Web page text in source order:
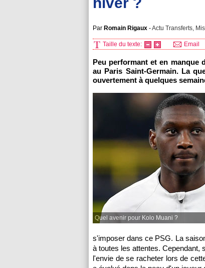
Par Romain Rigaux -Actu Transferts,
Taille du texte: Email
Peu performant et en manque
au Paris Saint-Germain. La
ouvertement à quelques
Quel avenir pour Kolo Muani ?
s'imposer dans ce PSG. La
à toutes les attentes. Cependant,
l'envie de se racheter lors de